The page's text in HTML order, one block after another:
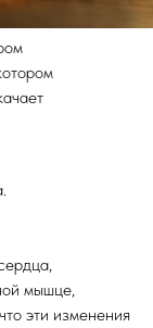
мышце,
эти изменения